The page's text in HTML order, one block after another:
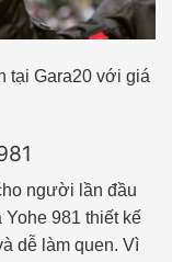
tại Gara20 với giá
người lần đầu
981 thiết kế
dễ làm quen. Vì